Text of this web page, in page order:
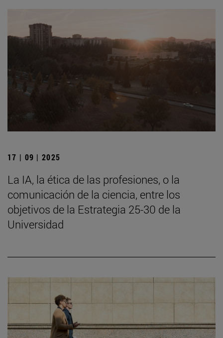
17 | 09 | 2025
La IA, la ética de las profesiones, o la
comunicación de la ciencia, entre los
objetivos de la Estrategia 25-30 de la
Universidad